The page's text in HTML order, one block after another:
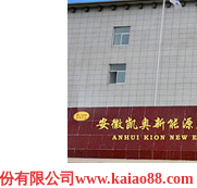
有限公司www.kaiao88.com